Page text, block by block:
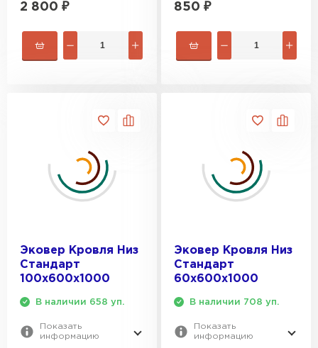
2 800 ₽ 850 ₽
Эковер Кровля Низ
Стандарт
100х600х1000
В наличии 658 уп.
Показать
информацию
Эковер Кровля Низ
Стандарт
60х600х1000
В наличии 708 уп.
Показать
информацию